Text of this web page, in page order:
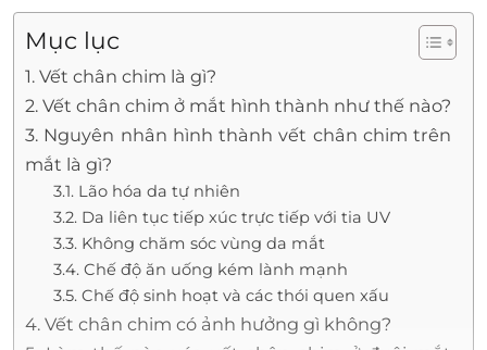
Mục lục
1. Vết chân chim là gì?
2. Vết chân chim ở mắt hình thành như thế nào?
3. Nguyên nhân hình thành vết chân chim trên
mắt là gì?
3.1. Lão hóa da tự nhiên
3.2. Da liên tục tiếp xúc trực tiếp với tia UV
3.3. Không chăm sóc vùng da mắt
3.4. Chế độ ăn uống kém lành mạnh
3.5. Chế độ sinh hoạt và các thói quen xấu
4. Vết chân chim có ảnh hưởng gì không?